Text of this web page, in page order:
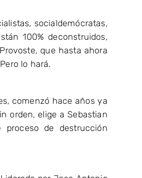
socialdemócratas,
100% deconstruidos,
que hasta ahora
lo hará.
comenzó hace años ya
orden, elige a Sebastian
proceso de destrucción